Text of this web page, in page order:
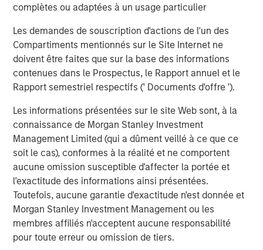
complètes ou adaptées à un usage particulier
Les demandes de souscription d'actions de l'un des
Compartiments mentionnés sur le Site Internet ne
doivent être faites que sur la base des informations
contenues dans le Prospectus, le Rapport annuel et le
Rapport semestriel respectifs (' Documents d'offre ').
Les informations présentées sur le site Web sont, à la
connaissance de Morgan Stanley Investment
Management Limited (qui a dûment veillé à ce que ce
soit le cas), conformes à la réalité et ne comportent
aucune omission susceptible d'affecter la portée et
l'exactitude des informations ainsi présentées.
Toutefois, aucune garantie d'exactitude n'est donnée et
Morgan Stanley Investment Management ou les
membres affiliés n'acceptent aucune responsabilité
pour toute erreur ou omission de tiers.
Percent of S&P 500 Companies
Outperforming the Index
(35 Years: 1990 to 2024)Past performance is
no guarantee of future results.
Display 1